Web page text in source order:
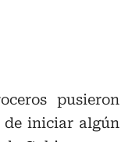
pusieron
de iniciar algún